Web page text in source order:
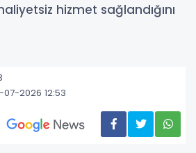
hizmet sağlandığını
2026 12:53